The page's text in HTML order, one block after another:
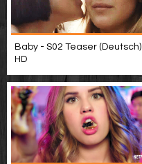
Baby - S02 Teaser (Deutsch)
HD